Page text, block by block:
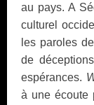
au pays. A
culturel
les paroles
de
espérances.
à une écoute